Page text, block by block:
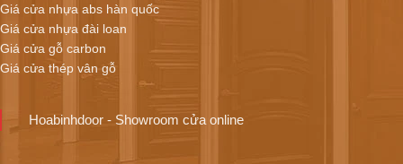
Giá cửa nhựa abs hàn quốc
Giá cửa nhựa đài loan
Giá cửa gỗ carbon
Giá cửa thép vân gỗ
Hoabinhdoor - Showroom cửa online